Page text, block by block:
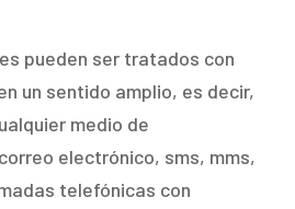
pueden ser tratados con
un sentido amplio, es decir,
medio de
electrónico, sms, mms,
telefónicas con